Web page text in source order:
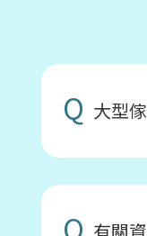
Q 大型
Q